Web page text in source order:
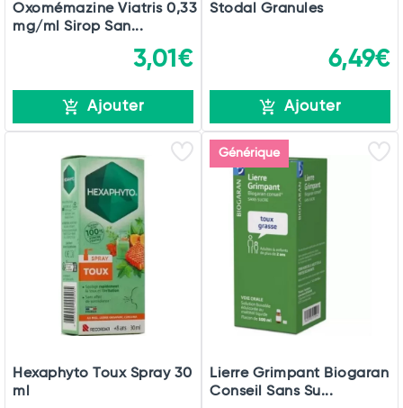
Oxomémazine Viatris 0,33
mg/ml Sirop San...
3,01€
Ajouter
Stodal Granules
6,49€
Ajouter
Hexaphyto Toux Spray 30
ml
Générique
Lierre Grimpant Biogaran
Conseil Sans Su...